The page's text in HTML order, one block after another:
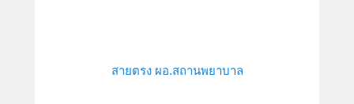
สายตรง ผอ.สถานพยาบาล